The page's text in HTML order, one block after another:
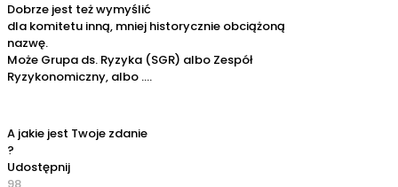
Dobrze jest też wymyślić
dla komitetu inną, mniej historycznie obciążoną
nazwę.
Może Grupa ds. Ryzyka (SGR) albo Zespół
Ryzykonomiczny, albo ….
A jakie jest Twoje zdanie
?
Udostępnij